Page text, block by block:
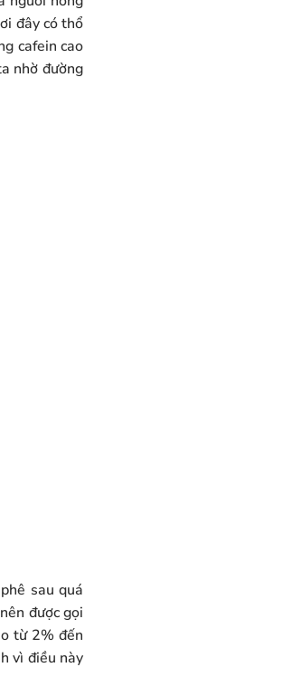
đây có thổ
cafein cao
nhờ đường
sau quá
được gọi
từ 2% đến
vì điều này